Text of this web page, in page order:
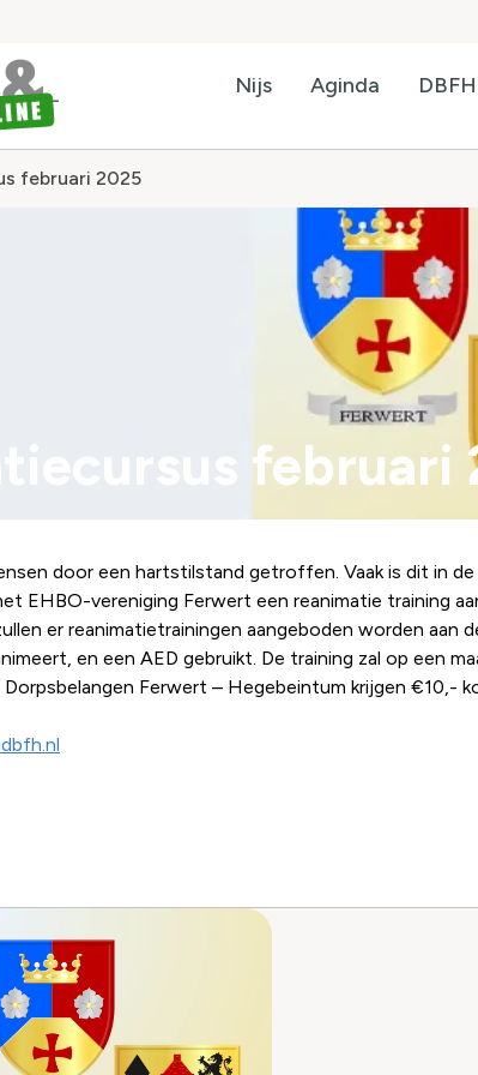
Nijs Aginda DBFH
februari 2025
februari
door een hartstilstand getroffen. Vaak is dit in
EHBO-vereniging Ferwert een reanimatie training
er reanimatietrainingen aangeboden worden
en een AED gebruikt. De training zal op een
Ferwert – Hegebeintum krijgen €10,-